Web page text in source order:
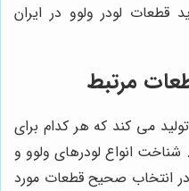
قطعات لودر ولوو در ایران
مرتبط
می کند که هر کدام برای
انواع لودرهای ولوو و
انتخاب صحیح قطعات مورد